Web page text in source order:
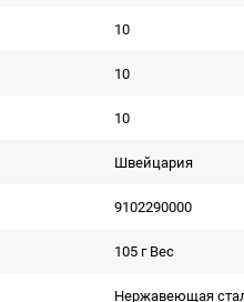
10
10
10
Швейцария
9102290000
105 г Вес
Нержавеющая